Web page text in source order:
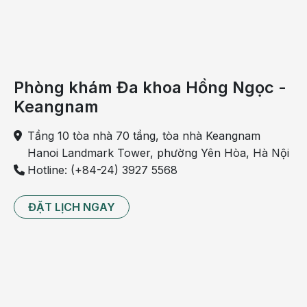
Phòng khám Đa khoa Hồng Ngọc -
Keangnam
Tầng 10 tòa nhà 70 tầng, tòa nhà Keangnam
Hanoi Landmark Tower, phường Yên Hòa, Hà Nội
Hotline: (+84-24) 3927 5568
ĐẶT LỊCH NGAY